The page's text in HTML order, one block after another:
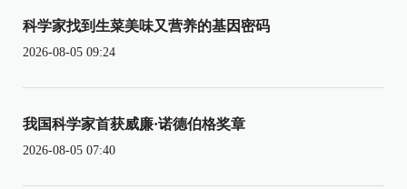
科学家找到生菜美味又营养的基因密码
2026-08-05 09:24
我国科学家首获威廉·诺德伯格奖章
2026-08-05 07:40